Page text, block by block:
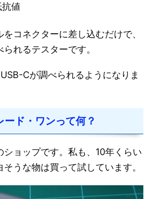
値
コネクターに差し込むだけで、
れるテスターです。
Cが調べられるようになりま
ード・ワンって何？
ショップです。私も、10年くらい
うな物は買って試しています。